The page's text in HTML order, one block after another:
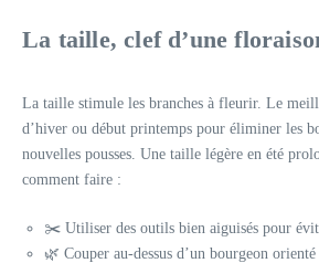
La taille, clef d’une
La taille stimule les branches à fleurir. Le
d’hiver ou début printemps pour éliminer les
nouvelles pousses. Une taille légère en été
comment faire :
✂️ Utiliser des outils bien aiguisés pour
🌿 Couper au-dessus d’un bourgeon